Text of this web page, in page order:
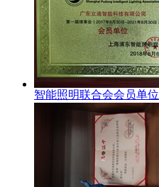
智能照明联合会会员单位